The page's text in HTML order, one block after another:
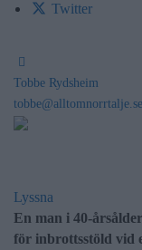
Twitter
Tobbe Rydsheim
tobbe@alltomnorrtalje.se
Lyssna
En man i 40-
för inbrottsstöld vid